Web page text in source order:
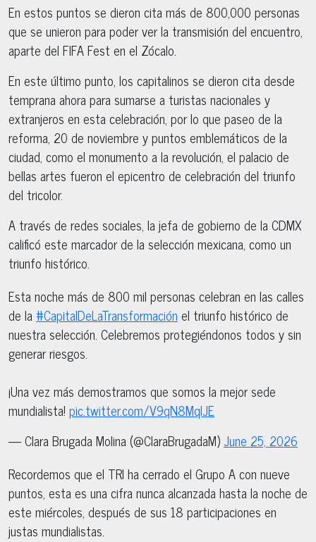
En estos puntos se dieron cita más de 800,000 personas
que se unieron para poder ver la transmisión del encuentro,
aparte del FIFA Fest en el Zócalo.
En este último punto, los capitalinos se dieron cita desde
temprana ahora para sumarse a turistas nacionales y
extranjeros en esta celebración, por lo que paseo de la
reforma, 20 de noviembre y puntos emblemáticos de la
ciudad, como el monumento a la revolución, el palacio de
bellas artes fueron el epicentro de celebración del triunfo
del tricolor.
A través de redes sociales, la jefa de gobierno de la CDMX
calificó este marcador de la selección mexicana, como un
triunfo histórico.
Esta noche más de 800 mil personas celebran en las calles
de la #CapitalDeLaTransformación el triunfo histórico de
nuestra selección. Celebremos protegiéndonos todos y sin
generar riesgos.
¡Una vez más demostramos que somos la mejor sede
mundialista! pic.twitter.com/V9qN8MqIJE
— Clara Brugada Molina (@ClaraBrugadaM)June 25, 2026
Recordemos que el TRI ha cerrado el Grupo A con nueve
puntos, esta es una cifra nunca alcanzada hasta la noche de
este miércoles, después de sus 18 participaciones en
justas mundialistas.